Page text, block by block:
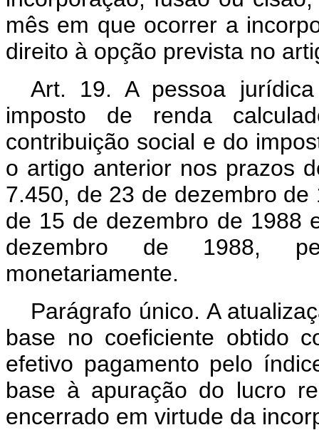
mês em que ocorrer a
direito à opção prevista no
Art. 19. A pessoa
imposto de renda
contribuição social e do
o artigo anterior nos prazos
7.450, de 23 de dezembro de
de 15 de dezembro de 1988
dezembro de 1988,
monetariamente.
Parágrafo único. A
base no coeficiente obtido
efetivo pagamento pelo
base à apuração do lucro
encerrado em virtude da